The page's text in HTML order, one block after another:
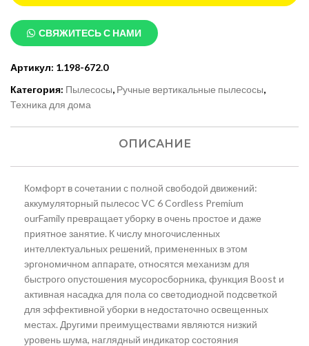
СВЯЖИТЕСЬ С НАМИ
Артикул: 1.198-672.0
Категория: Пылесосы, Ручные вертикальные пылесосы,
Техника для дома
ОПИСАНИЕ
Комфорт в сочетании с полной свободой движений:
аккумуляторный пылесос VC 6 Cordless Premium
ourFamily превращает уборку в очень простое и даже
приятное занятие. К числу многочисленных
интеллектуальных решений, примененных в этом
эргономичном аппарате, относятся механизм для
быстрого опустошения мусоросборника, функция Boost и
активная насадка для пола со светодиодной подсветкой
для эффективной уборки в недостаточно освещенных
местах. Другими преимуществами являются низкий
уровень шума, наглядный индикатор состояния